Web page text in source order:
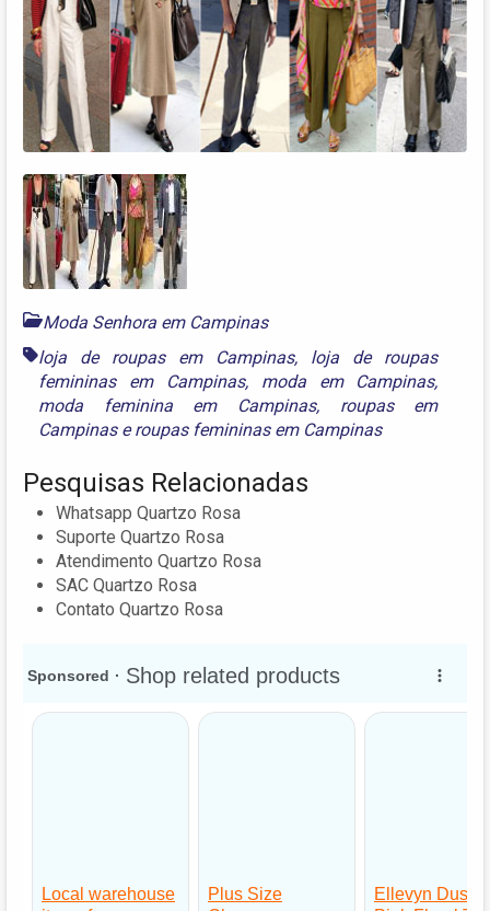
Moda Senhora em Campinas
loja de roupas em Campinas, loja de roupas
femininas em Campinas, moda em Campinas,
moda feminina em Campinas, roupas em
Campinaseroupas femininas em Campinas
Pesquisas Relacionadas
Whatsapp Quartzo Rosa
Suporte Quartzo Rosa
Atendimento Quartzo Rosa
SAC Quartzo Rosa
Contato Quartzo Rosa